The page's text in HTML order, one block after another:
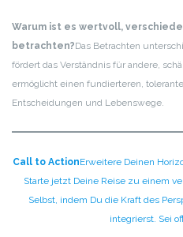
Warum ist es wertvoll,
betrachten?Das Betrachten
fördert das Verständnis für andere,
ermöglicht einen fundierteren,
Entscheidungen und Lebenswege.
Call to ActionErweitere Deinen
Starte jetzt Deine Reise zu einem
Selbst, indem Du die Kraft des
integrierst. Sei